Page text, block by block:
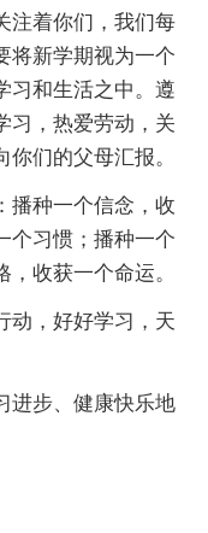
注着你们，我们每
将新学期视为一个
习和生活之中。遵
习，热爱劳动，关
们的父母汇报。
播种一个信念，收
个习惯；播种一个
收获一个命运。
动，好好学习，天
进步、健康快乐地